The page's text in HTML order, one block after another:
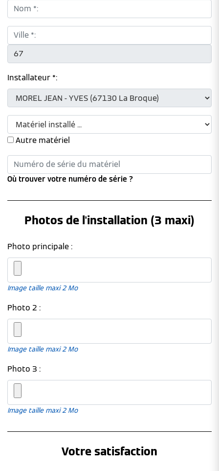
Nom *:
Ville *:
CP *:
Installateur *:
Autre matériel
Où trouver votre numéro de série ?
Photos de l'installation (3 maxi)
Photo principale :
Image taille maxi 2 Mo
Photo 2 :
Image taille maxi 2 Mo
Photo 3 :
Image taille maxi 2 Mo
Votre satisfaction